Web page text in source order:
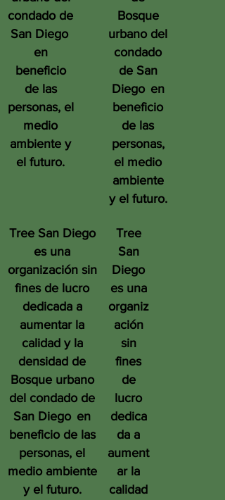
condado de
San Diego
en
beneficio
de las
personas, el
medio
ambiente y
el futuro.
Tree San Diego
es una
organización sin
fines de lucro
dedicada a
aumentar la
calidad y la
densidad de
Bosque urbano
del condado de
San Diego en
beneficio de las
personas, el
medio ambiente
y el futuro.
Bosque
urbano del
condado
de San
Diego en
beneficio
de las
personas,
el medio
ambiente
y el futuro.
Tree
San
Diego
es una
organiz
ación
sin
fines
de
lucro
dedica
da a
aument
ar la
calidad